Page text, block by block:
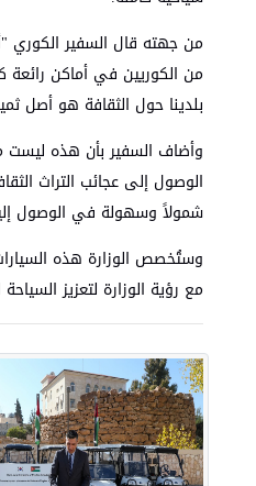
من جهته قال السفير الكوري
من الكوريين في أماكن رائعة
بلدينا حول الثقافة هو أصل
وأضاف السفير بأن هذه ليست
الوصول إلى عجائب التراث
شمولاً وسهولة في الوصول
وستُخصص الوزارة هذه
مع رؤية الوزارة لتعزيز